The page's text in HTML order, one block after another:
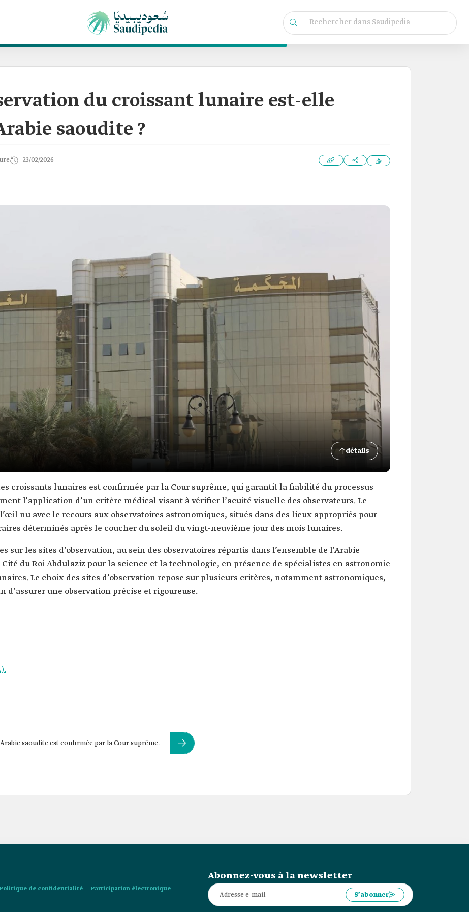
du croissant lunaire est-elle
saoudite ?
23/02/2026
détails
croissants lunaires est confirmée par la Cour suprême, qui garantit la fiabilité du processus
l’application d’un critère médical visant à vérifier l’acuité visuelle des observateurs. Le
nu avec le recours aux observatoires astronomiques, situés dans des lieux appropriés pour
déterminés après le coucher du soleil du vingt-neuvième jour des mois lunaires.
sur les sites d’observation, au sein des observatoires répartis dans l’ensemble de l’Arabie
du Roi Abdulaziz pour la science et la technologie, en présence de spécialistes en astronomie
Le choix des sites d’observation repose sur plusieurs critères, notamment astronomiques,
d’assurer une observation précise et rigoureuse.
saoudite est confirmée par la Cour suprême.
Politique de confidentialité
Participation électronique
Abonnez-vous à la newsletter
S’abonner